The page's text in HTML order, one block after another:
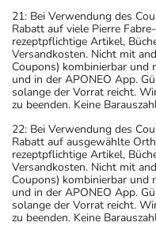
21: Bei Verwendung des
Rabatt auf viele Pierre
rezeptpflichtige Artikel,
Versandkosten. Nicht mit
Coupons) kombinierbar und
und in der APONEO App.
solange der Vorrat reicht.
zu beenden. Keine
22: Bei Verwendung des
Rabatt auf ausgewählte
rezeptpflichtige Artikel,
Versandkosten. Nicht mit
Coupons) kombinierbar und
und in der APONEO App.
solange der Vorrat reicht.
zu beenden. Keine